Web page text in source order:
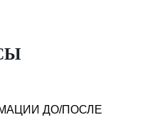
ДО/ПОСЛЕ